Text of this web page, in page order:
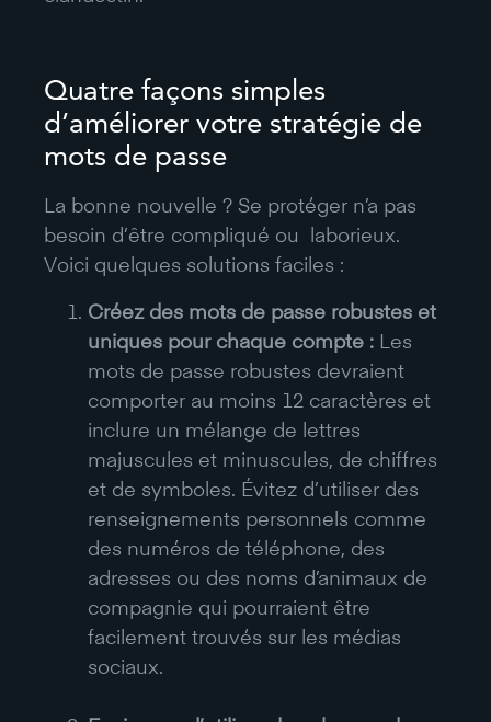
Quatre façons simples
d’améliorer votre stratégie de
mots de passe
La bonne nouvelle ? Se protéger n’a pas
besoin d’être compliqué ou laborieux.
Voici quelques solutions faciles :
Créez des mots de passe robustes et
uniques pour chaque compte : Les
mots de passe robustes devraient
comporter au moins 12 caractères et
inclure un mélange de lettres
majuscules et minuscules, de chiffres
et de symboles. Évitez d’utiliser des
renseignements personnels comme
des numéros de téléphone, des
adresses ou des noms d’animaux de
compagnie qui pourraient être
facilement trouvés sur les médias
sociaux.